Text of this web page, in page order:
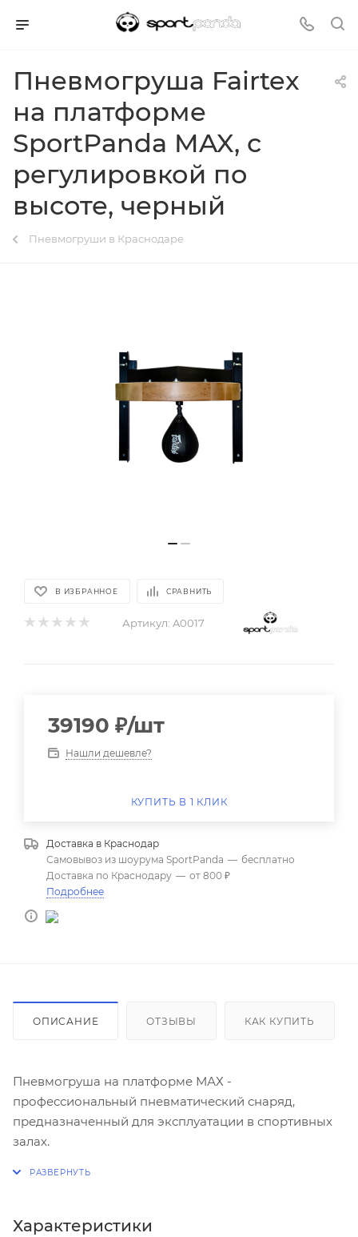
Пневмогруша Fairtex
на платформе
SportPanda MAX, с
регулировкой по
высоте, черный
Пневмогруши в Краснодаре
В ИЗБРАННОЕ СРАВНИТЬ
Артикул: A0017
39190 ₽/шт
Нашли дешевле?
КУПИТЬ В 1 КЛИК
Доставка в Краснодар
Самовывоз из шоурума SportPanda — бесплатно
Доставка по Краснодару — от 800 ₽
Подробнее
ОПИСАНИЕ ОТЗЫВЫ КАК КУПИТЬ
Пневмогруша на платформе МАХ -
профессиональный пневматический снаряд,
предназначенный для эксплуатации в спортивных
залах.
Платформа выполнена из массива дерева (дуб) -
Характеристики